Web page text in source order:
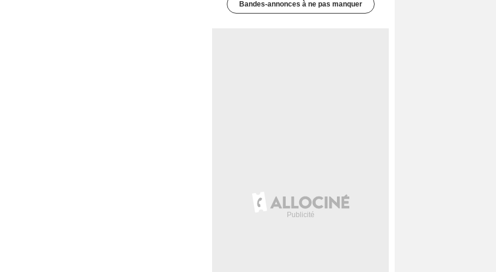
Bandes-annonces à ne pas manquer